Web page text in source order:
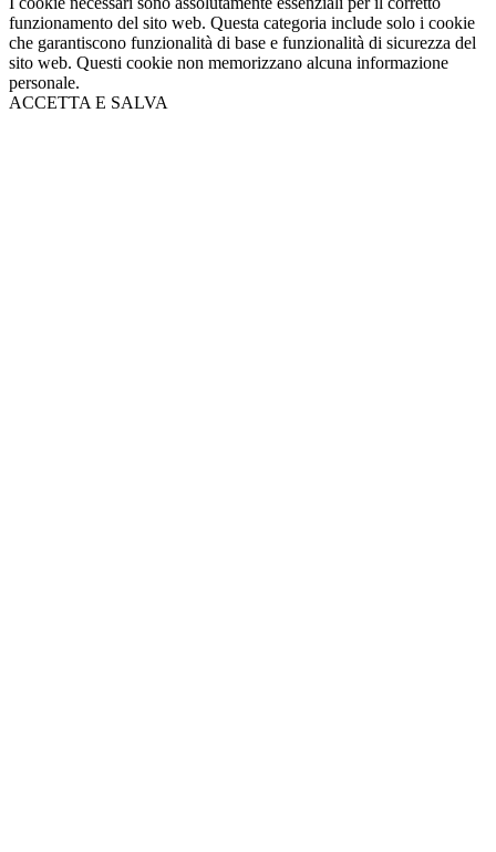
funzionamento del sito web. Questa categoria include solo i cookie
che garantiscono funzionalità di base e funzionalità di sicurezza del
sito web. Questi cookie non memorizzano alcuna informazione
personale.
ACCETTA E SALVA